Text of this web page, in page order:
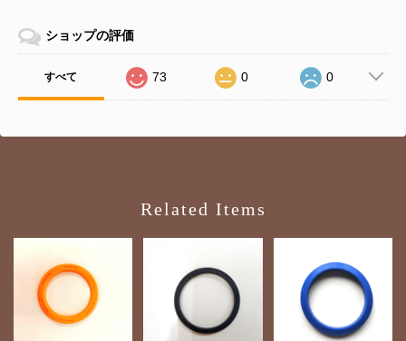
ショップの評価
すべて 73 0 0
Related Items